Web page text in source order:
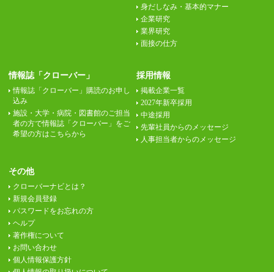
身だしなみ・基本的マナー
企業研究
業界研究
面接の仕方
情報誌「クローバー」
情報誌「クローバー」購読のお申し
込み
施設・大学・病院・図書館のご担当
者の方で情報誌「クローバー」をご
希望の方はこちらから
採用情報
掲載企業一覧
2027年新卒採用
中途採用
先輩社員からのメッセージ
人事担当者からのメッセージ
その他
クローバーナビとは？
新規会員登録
パスワードをお忘れの方
ヘルプ
著作権について
お問い合わせ
個人情報保護方針